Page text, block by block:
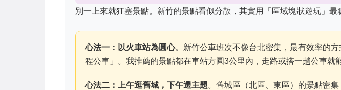
別一上來就狂塞景點。新竹的景點看似分散，其實用「區域塊狀遊玩」最
心法一：以火車站為圓心。新竹公車班次不像台北密集，最有效率的
程公車」。我推薦的景點都在車站方圓3公里內，走路或搭一趟公車就
心法二：上午逛舊城，下午選主題。舊城區（北區、東區）的景點密